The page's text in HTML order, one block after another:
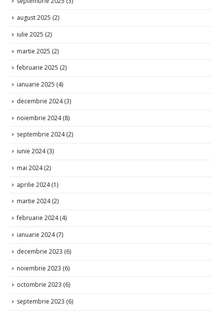
august 2025 (2)
iulie 2025 (2)
martie 2025 (2)
februarie 2025 (2)
ianuarie 2025 (4)
decembrie 2024(3)
noiembrie 2024(8)
septembrie 2024(2)
iunie 2024(3)
mai 2024(2)
aprilie 2024(1)
martie 2024(2)
februarie 2024(4)
ianuarie 2024(7)
decembrie 2023 (6)
noiembrie 2023 (6)
octombrie 2023 (6)
septembrie 2023 (6)